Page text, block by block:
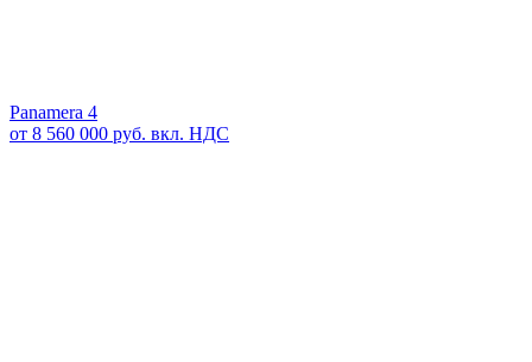
Panamera 4
от 8 560 000 руб. вкл. НДС